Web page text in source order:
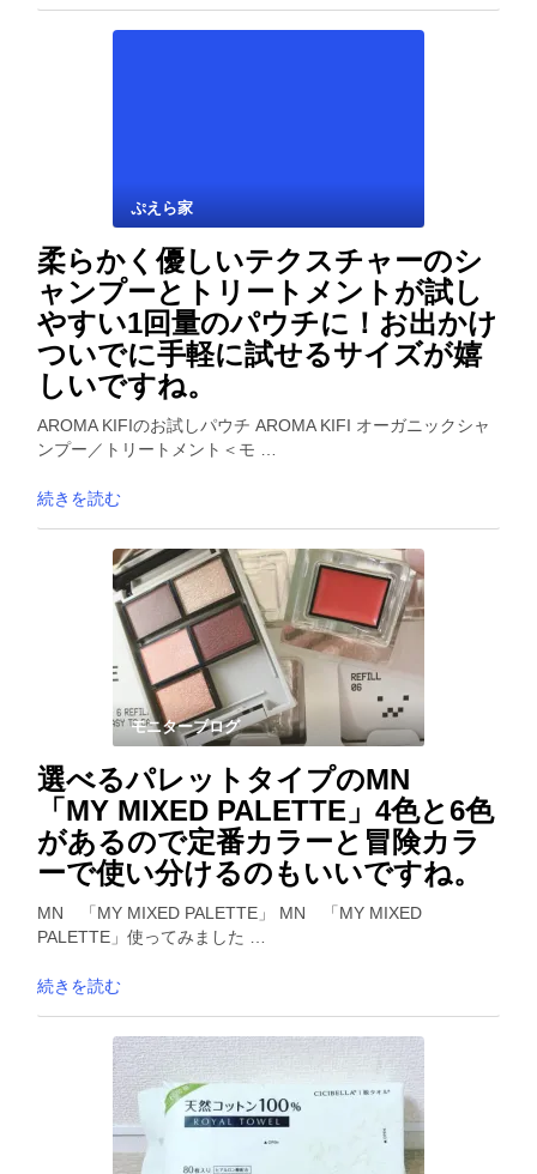
ぷえら家
柔らかく優しいテクスチャーのシ
ャンプーとトリートメントが試し
やすい1回量のパウチに！お出かけ
ついでに手軽に試せるサイズが嬉
しいですね。
AROMA KIFIのお試しパウチ AROMA KIFI オーガニックシャ
ンプー／トリートメント＜モ …
続きを読む
モニターブログ
選べるパレットタイプのMN
「MY MIXED PALETTE」4色と6色
があるので定番カラーと冒険カラ
ーで使い分けるのもいいですね。
MN 「MY MIXED PALETTE」 MN 「MY MIXED
PALETTE」使ってみました …
続きを読む